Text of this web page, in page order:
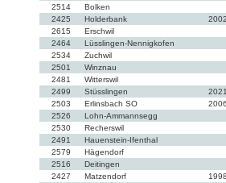
2514
Bolken
2425
Holderbank
2615
Erschwil
2464
Lüsslingen-Nennigkofen
2534
Zuchwil
2501
Winznau
2481
Witterswil
2499
Stüsslingen
2503
Erlinsbach SO
2526
Lohn-Ammannsegg
2530
Recherswil
2491
Hauenstein-Ifenthal
2579
Hägendorf
2516
Deitingen
2427
Matzendorf